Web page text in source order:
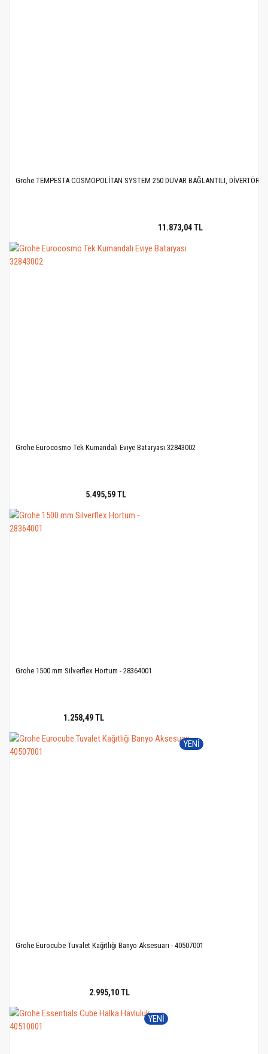
Grohe TEMPESTA COSMOPOLİTAN SYSTEM 250 DUVAR BAĞLANTILI,
11.873,04 TL
Grohe Eurocosmo Tek Kumandalı Eviye Bataryası 32843002
5.495,59 TL
Grohe 1500 mm Silverflex Hortum - 28364001
1.258,49 TL
YENİ
Grohe Eurocube Tuvalet Kağıtlığı Banyo Aksesuarı - 40507001
2.995,10 TL
YENİ